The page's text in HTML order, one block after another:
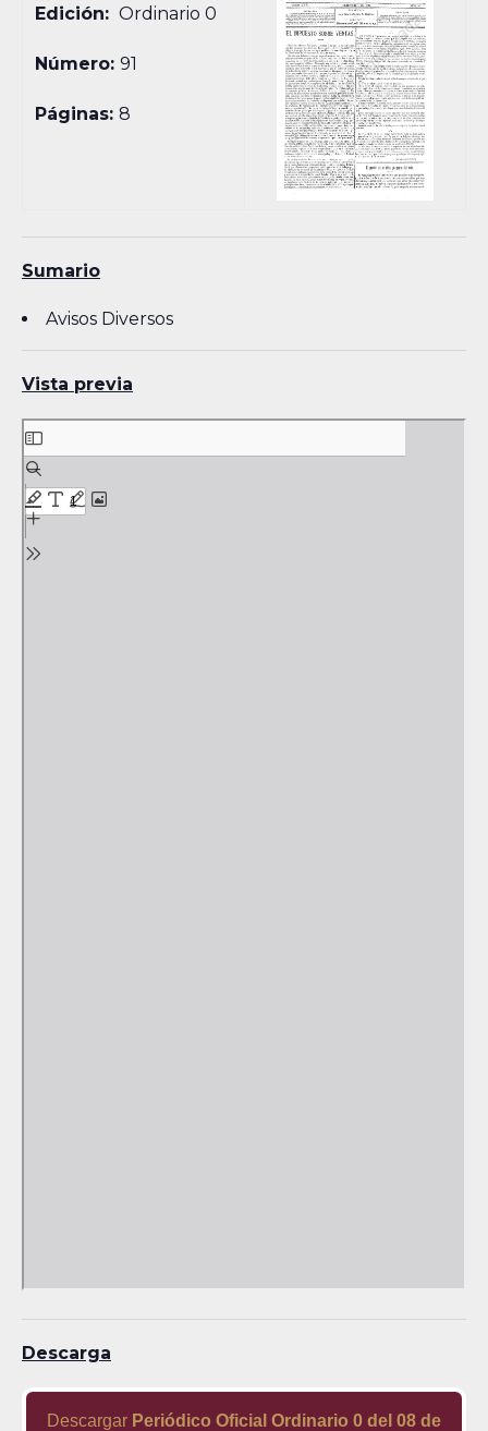
Edición: Ordinario 0
Número:91
Páginas:8
Sumario
Avisos Diversos
Vista previa
Skip
to
PDF
content
Descarga
Descargar Periódico Oficial Ordinario 0 del 08 de